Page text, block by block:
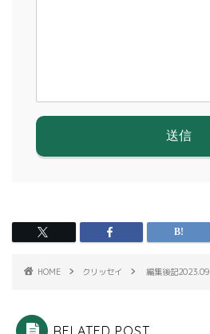
HOME クリッセイ 編集後記2023.09